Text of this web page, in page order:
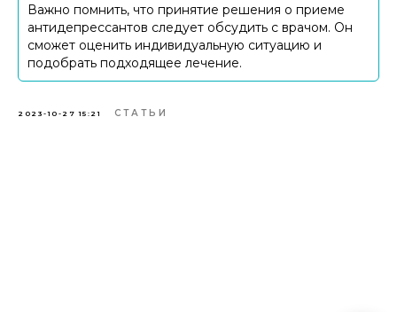
Важно помнить, что принятие решения о приеме
антидепрессантов следует обсудить с врачом. Он
сможет оценить индивидуальную ситуацию и
подобрать подходящее лечение.
2023-10-27 15:21 СТАТЬИ